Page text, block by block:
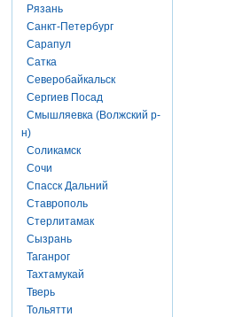
Рязань
Санкт-Петербург
Сарапул
Сатка
Северобайкальск
Сергиев Посад
Смышляевка (Волжский р-
н)
Соликамск
Сочи
Спасск Дальний
Ставрополь
Стерлитамак
Сызрань
Таганрог
Тахтамукай
Тверь
Тольятти